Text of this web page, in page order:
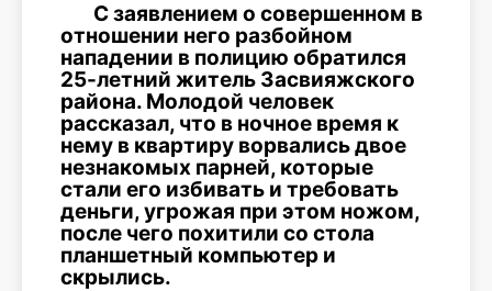
С заявлением о совершенном в
отношении него разбойном
нападении в полицию обратился
25-летний житель Засвияжского
района. Молодой человек
рассказал, что в ночное время к
нему в квартиру ворвались двое
незнакомых парней, которые
стали его избивать и требовать
деньги, угрожая при этом ножом,
после чего похитили со стола
планшетный компьютер и
скрылись.